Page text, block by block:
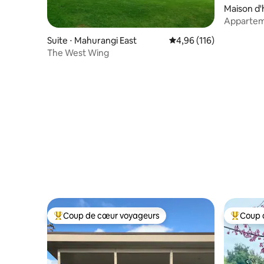
Suite ⋅ Mahurangi East Évaluation moyenne
4,96 (116)
The West Wing
Maison
Coups de cœur voyageurs les plus appréciés
Coup de cœur voyageurs Coups
Coup